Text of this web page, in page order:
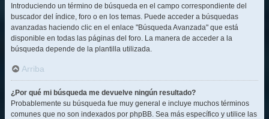
Introduciendo un término de búsqueda en el campo correspondiente del
buscador del índice, foro o en los temas. Puede acceder a búsquedas
avanzadas haciendo clic en el enlace "Búsqueda Avanzada" que está
disponible en todas las páginas del foro. La manera de acceder a la
búsqueda depende de la plantilla utilizada.
Arriba
¿Por qué mi búsqueda me devuelve ningún resultado?
Probablemente su búsqueda fue muy general e incluye muchos términos
comunes que no son indexados por phpBB. Sea más específico y utilice las